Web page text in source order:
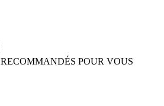
RECOMMANDÉS POUR VOUS